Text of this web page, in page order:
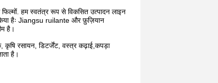
हम स्वतंत्र रूप से विकसित उत्पादन लाइन
किया हैः Jiangsu ruilante और फ़ुज़ियान
है।
कृषि रसायन, डिटर्जेंट, वस्त्र कढ़ाई,कपड़ा
है।